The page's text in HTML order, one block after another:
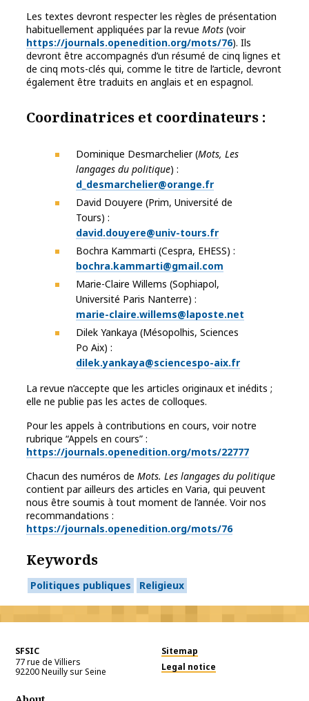
Les textes devront respecter les règles de présentation
habituellement appliquées par la revue Mots (voir
https://journals.openedition.org/mots/76). Ils
devront être accompagnés d’un résumé de cinq lignes et
de cinq mots-clés qui, comme le titre de l’article, devront
également être traduits en anglais et en espagnol.
Coordinatrices et coordinateurs :
Dominique Desmarchelier (Mots, Les
langages du politique) :
d_desmarchelier@orange.fr
David Douyere (Prim, Université de
Tours) :
david.douyere@univ-tours.fr
Bochra Kammarti (Cespra, EHESS) :
bochra.kammarti@gmail.com
Marie-Claire Willems (Sophiapol,
Université Paris Nanterre) :
marie-claire.willems@laposte.net
Dilek Yankaya (Mésopolhis, Sciences
Po Aix) :
dilek.yankaya@sciencespo-aix.fr
La revue n’accepte que les articles originaux et inédits ;
elle ne publie pas les actes de colloques.
Pour les appels à contributions en cours, voir notre
rubrique “Appels en cours” :
https://journals.openedition.org/mots/22777
Chacun des numéros de Mots. Les langages du politique
contient par ailleurs des articles en Varia, qui peuvent
nous être soumis à tout moment de l’année. Voir nos
recommandations :
https://journals.openedition.org/mots/76
Keywords
Politiques publiques Religieux
SFSIC
77 rue de Villiers
92200Neuilly sur Seine
Sitemap
Legal notice